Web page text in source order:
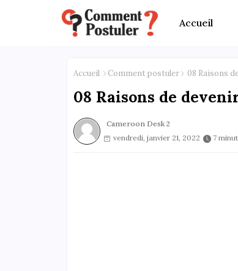
Accueil
Accueil Comment postuler 08 Raisons
08 Raisons de
Cameroon Desk 2
vendredi, janvier 21, 2022
7